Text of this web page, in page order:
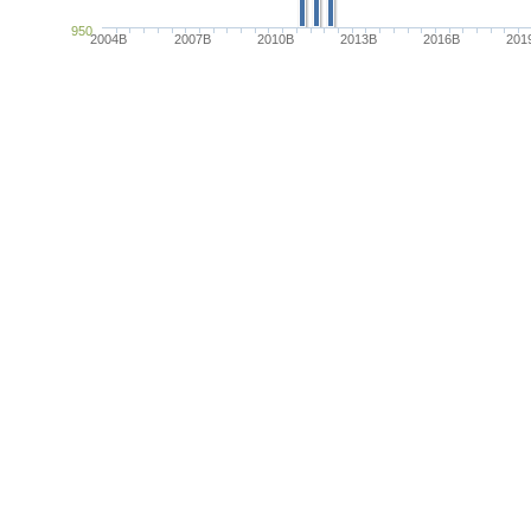
2004B 2007B 2010B 2013B 2016B
950